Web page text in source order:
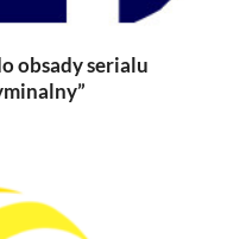
obsady serialu